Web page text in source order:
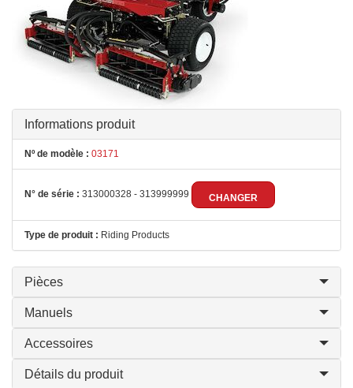
Informations produit
Nº de modèle : 03171
N° de série : 313000328 - 313999999 CHANGER
Type de produit : Riding Products
Pièces
Manuels
Accessoires
Détails du produit